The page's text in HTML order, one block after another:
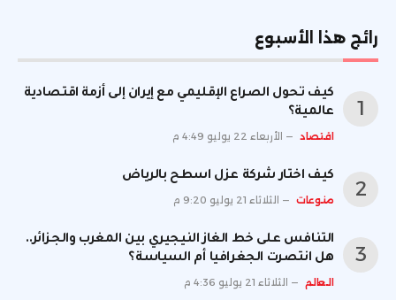
رائج هذا الأسبوع
كيف تحول الصراع الإقليمي مع إيران إلى أزمة اقتصادية
عالمية؟
اقتصاد الأربعاء 22 يوليو 4:49 م
كيف اختار شركة عزل اسطح بالرياض
منوعات الثلاثاء 21 يوليو 9:20 م
التنافس على خط الغاز النيجيري بين المغرب والجزائر..
هل انتصرت الجغرافيا أم السياسة؟
العالم الثلاثاء 21 يوليو 4:36 م